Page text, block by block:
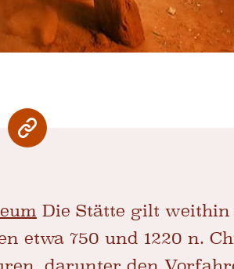
Die Stätte gilt weithin
etwa 750 und 1220 n.